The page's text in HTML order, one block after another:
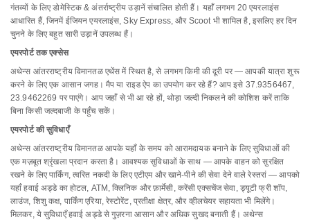
गंतव्यों के लिए डोमेस्टिक & अंतर्राष्ट्रीय उड़ानें संचालित होती हैं। यहाँ लगभग 20 एयरलाइंस
आधारित हैं, जिनमें ईजियन एयरलाइंस, Sky Express, और Scoot भी शामिल है, इसलिए हर दिन
चुनने के लिए बहुत सारी उड़ानें उपलब्ध हैं।
एयरपोर्ट तक एक्सेस
अथेन्स आंतरराष्ट्रीय विमानतळ एथेंस में स्थित है, से लगभग किमी की दूरी पर — आपकी यात्रा शुरू
करने के लिए एक आसान जगह। मैप या राइड ऐप का उपयोग कर रहे हैं? आप इसे 37.9356467,
23.9462269 पर पाएंगे। आप जहाँ से भी आ रहे हों, थोड़ा जल्दी निकलने की कोशिश करें ताकि
बिना किसी जल्दबाजी के पहुँच सकें।
एयरपोर्ट की सुविधाएँ
अथेन्स आंतरराष्ट्रीय विमानतळ आपके यहाँ के समय को आरामदायक बनाने के लिए सुविधाओं की
एक मज़बूत श्रृंखला प्रदान करता है। आवश्यक सुविधाओं के साथ — आपके वाहन को सुरक्षित
रखने के लिए पार्किंग, त्वरित नकदी के लिए एटीएम और खाने-पीने की सेवा देने वाले रेस्तरां — आपको
यहाँ हवाई अड्डे का होटल, ATM, क्लिनिक और फ़ार्मेसी, करेंसी एक्सचेंज सेवा, ड्यूटी फ्री शॉप,
लाउंज, शिशु कक्ष, पार्किंग एरिया, रेस्टोरेंट, प्रतीक्षा क्षेत्र, और व्हीलचेयर सहायता भी मिलेंगे।
मिलकर, ये सुविधाएँ हवाई अड्डे से गुज़रना आसान और अधिक सुखद बनाती हैं। अथेन्स